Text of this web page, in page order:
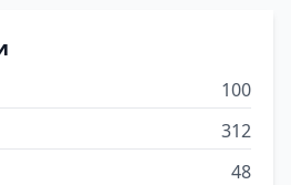
100
312
48